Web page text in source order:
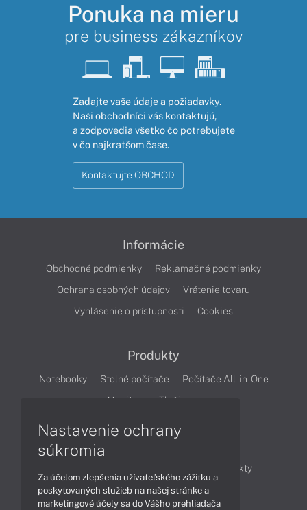
Ponuka na mieru
pre business zákazníkov
Zadajte vaše údaje a požiadavky.
Naši obchodníci vás kontaktujú,
a zodpovedia všetko čo potrebujete
v čo najkratšom čase.
Kontaktujte OBCHOD
Informácie
Obchodné podmienky
Reklamačné podmienky
Ochrana osobných údajov
Vrátenie tovaru
Vyhlásenie o prístupnosti
Cookies
Produkty
Notebooky Stolné počítače
Počítače All-in-One
Monitory
Tlačiarne
Produkty
Technológie
Videá
Nastavenie ochrany
súkromia
Za účelom zlepšenia užívateľského zážitku a
poskytovaných služieb na našej stránke a
marketingové účely sa do Vášho prehliadača